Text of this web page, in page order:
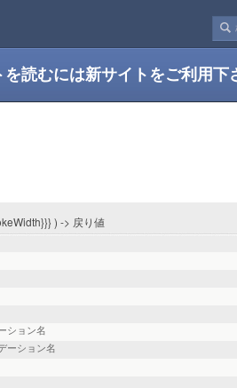
読むには新サイトをご利用下
) -> 戻り値
ション名
ーション名